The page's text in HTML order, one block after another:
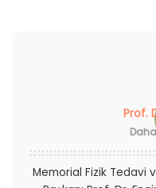
Prof.
Memorial Fizik Tedavi